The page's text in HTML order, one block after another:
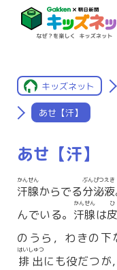
キッズネット
あせ【汗】
あせ【汗】
汗腺
かんせん
からでる分泌液
ぶんぴつえき
んでいる。 汗腺
かんせん
は
のうら，わきの下
排出
はいしゅつ
にも役だつが